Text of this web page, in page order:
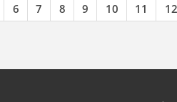
6 7 8 9 10 11 12